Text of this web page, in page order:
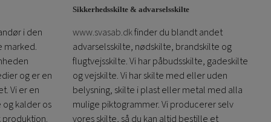
i den
marked.
og er en
Vi er en
kalder os
produktion.
Sikkerhedsskilte & advarselsskilte
www.svasab.dkfinder du blandt andet
advarselsskilte, nødskilte, brandskilte og
flugtvejsskilte. Vi har påbudsskilte, gadeskilte
og vejskilte. Vi har skilte med eller uden
belysning, skilte i plast eller metal med alla
mulige piktogrammer. Vi producerer selv
vores skilte, så du kan altid bestille et